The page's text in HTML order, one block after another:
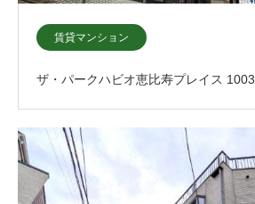
賃貸マンション
ザ・パークハビオ恵比寿プレイス 1003